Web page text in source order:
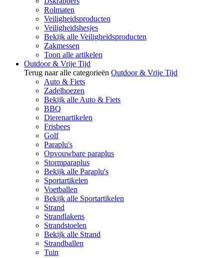
Rolmaten
Veiligheidsproducten
Veiligheidshesjes
Bekijk alle Veiligheidsproducten
Zakmessen
Toon alle artikelen
Outdoor & Vrije Tijd
Terug naar alle categorieën Outdoor & Vrije Tijd
Auto & Fiets
Zadelhoezen
Bekijk alle Auto & Fiets
BBQ
Dierenartikelen
Frisbees
Golf
Paraplu's
Opvouwbare paraplus
Stormparaplus
Bekijk alle Paraplu's
Sportartikelen
Voetballen
Bekijk alle Sportartikelen
Strand
Strandlakens
Strandstoelen
Bekijk alle Strand
Strandballen
Tuin